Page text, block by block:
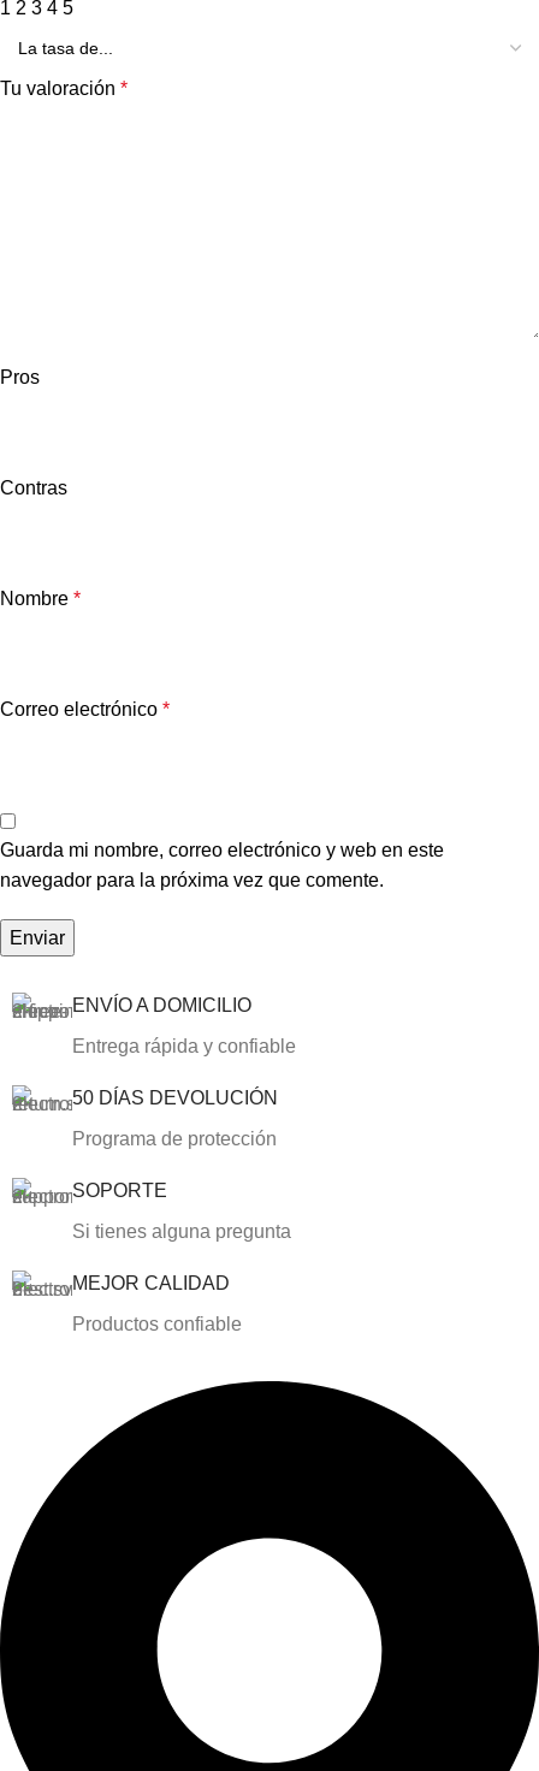
1 2 3 4 5
Tu valoración *
Pros
Contras
Nombre *
Correo electrónico *
Guarda mi nombre, correo electrónico y web en este
navegador para la próxima vez que comente.
ENVÍO A DOMICILIO
Entrega rápida y confiable
50 DÍAS DEVOLUCIÓN
Programa de protección
SOPORTE
Si tienes alguna pregunta
MEJOR CALIDAD
Productos confiable